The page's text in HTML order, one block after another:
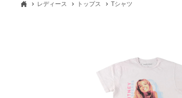
レディース トップス Tシャツ